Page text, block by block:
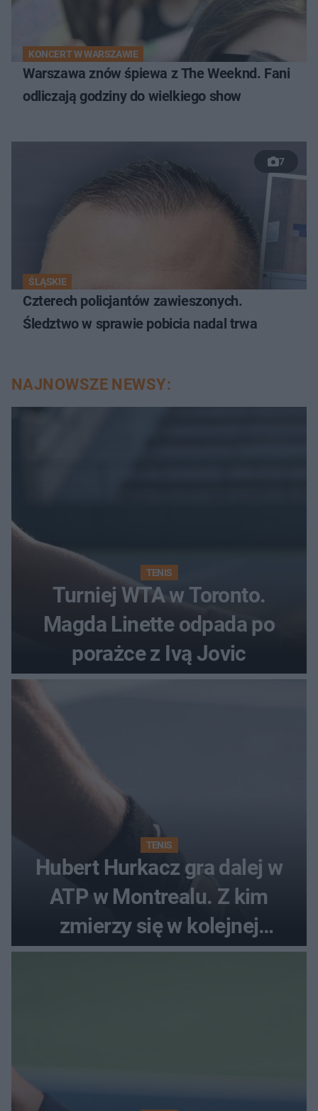
KONCERT W WARSZAWIE
Warszawa znów śpiewa z The Weeknd. Fani
odliczają godziny do wielkiego show
7
ŚLĄSKIE
Czterech policjantów zawieszonych.
Śledztwo w sprawie pobicia nadal trwa
NAJNOWSZE NEWSY:
TENIS
Turniej WTA w Toronto.
Magda Linette odpada po
porażce z Ivą Jovic
TENIS
Hubert Hurkacz gra dalej w
ATP w Montrealu. Z kim
zmierzy się w kolejnej
rundzie?